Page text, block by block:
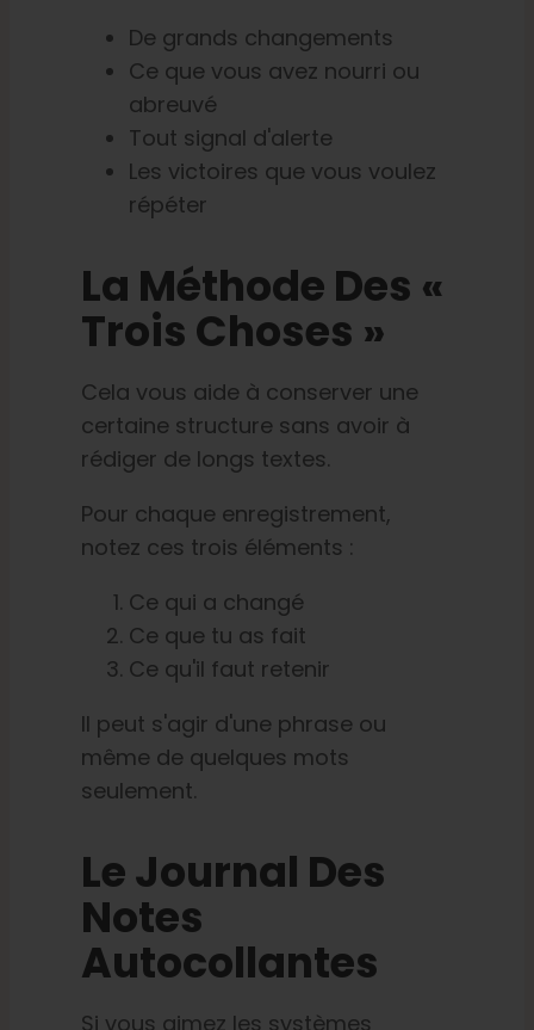
De grands changements
Ce que vous avez nourri ou
abreuvé
Tout signal d'alerte
Les victoires que vous voulez
répéter
La Méthode Des «
Trois Choses »
Cela vous aide à conserver une
certaine structure sans avoir à
rédiger de longs textes.
Pour chaque enregistrement,
notez ces trois éléments :
Ce qui a changé
Ce que tu as fait
Ce qu'il faut retenir
Il peut s'agir d'une phrase ou
même de quelques mots
seulement.
Le Journal Des
Notes
Autocollantes
Si vous aimez les systèmes